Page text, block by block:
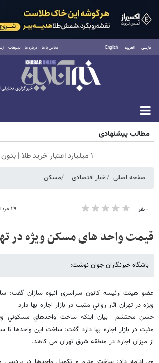
فارسی العربية English تماس با ما درباره ما تبلیغات
جمعه ۱۶ مرداد ۱۴۰۵
مطالب پیشنهادی
۱ میلیارد اعتبار خرید طلا | بدون ضامن و چک
صفحه اصلی اخبار اقتصادی مسکن
۰ نفر ۲۹ مرداد ۱۳۹۱ - ۱۴:۳۹
قیمت واحد های مسکن ویژه در
باشگاه خبرنگاران جوان نوشت:
عضو هیئت رئیسه کانون سراسری انبوه سازان گفت:
ويژه در تهران آثار رواني مثبت در بازار اجاره بها دارد
حسن محتشم بيان اينكه ساخت واحدهاي مسكوني
مثبت در بازار اجاره بها دارد گفت: ساخت اين واحدها تا
از ميزان اجاره در منطقه شرق تهران مي كاهد.